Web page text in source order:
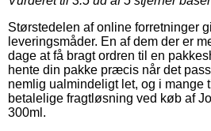
Størstedelen af online forretninger
leveringsmåder. En af dem der er
dage at få bragt ordren til en
hente din pakke præcis når det
nemlig ualmindeligt let, og i
betalelige fragtløsning ved køb af
300ml.